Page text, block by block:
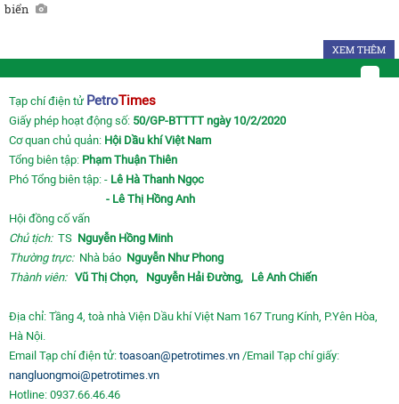
biển
XEM THÊM
Tạp chí điện tử PetroTimes
Giấy phép hoạt động số: 50/GP-BTTTT ngày 10/2/2020
Cơ quan chủ quản: Hội Dầu khí Việt Nam
Tổng biên tập: Phạm Thuận Thiên
Phó Tổng biên tập: - Lê Hà Thanh Ngọc
- Lê Thị Hồng Anh
Hội đồng cố vấn
Chủ tịch:TS Nguyễn Hồng Minh
Thường trực: Nhà báo Nguyễn Như Phong
Thành viên: Vũ Thị Chọn, Nguyễn Hải Đường, Lê Anh Chiến
Địa chỉ: Tầng 4, toà nhà Viện Dầu khí Việt Nam 167 Trung Kính, P.Yên Hòa,
Hà Nội.
Email Tạp chí điện tử: toasoan@petrotimes.vn /Email Tạp chí giấy:
nangluongmoi@petrotimes.vn
Hotline: 0937.66.46.46